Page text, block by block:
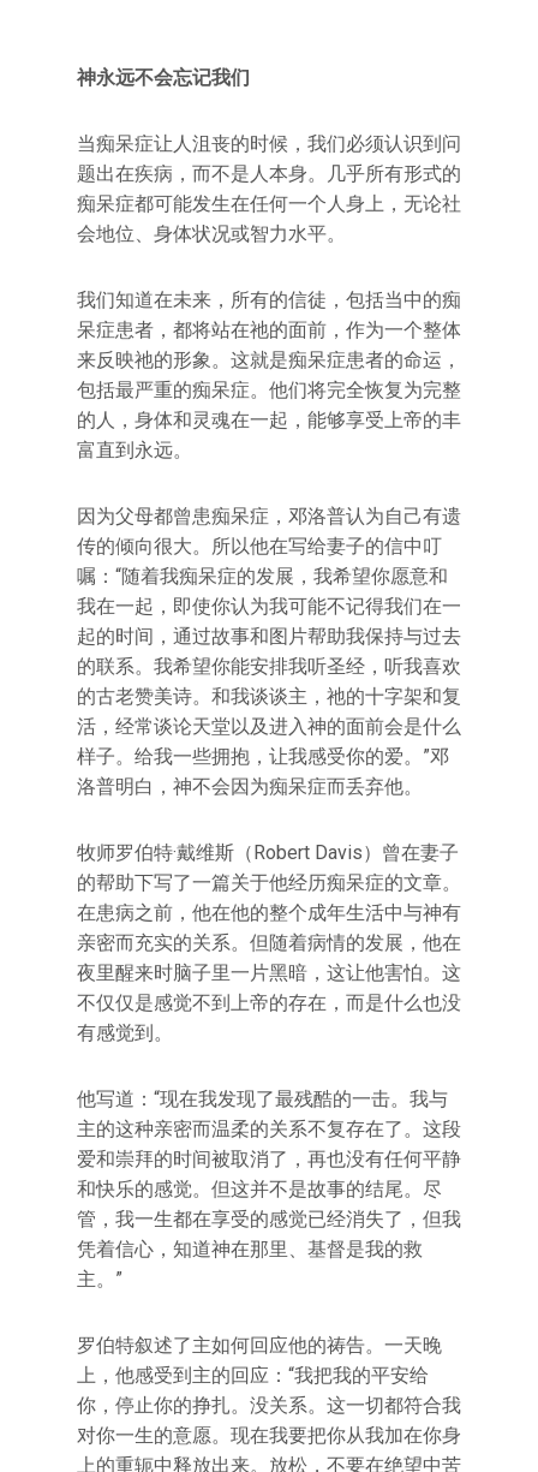
神永远不会忘记我们
当痴呆症让人沮丧的时候，我们必须认识到问
题出在疾病，而不是人本身。几乎所有形式的
痴呆症都可能发生在任何一个人身上，无论社
会地位、身体状况或智力水平。
我们知道在未来，所有的信徒，包括当中的痴
呆症患者，都将站在祂的面前，作为一个整体
来反映祂的形象。这就是痴呆症患者的命运，
包括最严重的痴呆症。他们将完全恢复为完整
的人，身体和灵魂在一起，能够享受上帝的丰
富直到永远。
因为父母都曾患痴呆症，邓洛普认为自己有遗
传的倾向很大。所以他在写给妻子的信中叮
嘱：“随着我痴呆症的发展，我希望你愿意和
我在一起，即使你认为我可能不记得我们在一
起的时间，通过故事和图片帮助我保持与过去
的联系。我希望你能安排我听圣经，听我喜欢
的古老赞美诗。和我谈谈主，祂的十字架和复
活，经常谈论天堂以及进入神的面前会是什么
样子。给我一些拥抱，让我感受你的爱。”邓
洛普明白，神不会因为痴呆症而丢弃他。
牧师罗伯特·戴维斯（Robert Davis）曾在妻子
的帮助下写了一篇关于他经历痴呆症的文章。
在患病之前，他在他的整个成年生活中与神有
亲密而充实的关系。但随着病情的发展，他在
夜里醒来时脑子里一片黑暗，这让他害怕。这
不仅仅是感觉不到上帝的存在，而是什么也没
有感觉到。
他写道：“现在我发现了最残酷的一击。我与
主的这种亲密而温柔的关系不复存在了。这段
爱和崇拜的时间被取消了，再也没有任何平静
和快乐的感觉。但这并不是故事的结尾。尽
管，我一生都在享受的感觉已经消失了，但我
凭着信心，知道神在那里、基督是我的救
主。”
罗伯特叙述了主如何回应他的祷告。一天晚
上，他感受到主的回应：“我把我的平安给
你，停止你的挣扎。没关系。这一切都符合我
对你一生的意愿。现在我要把你从我加在你身
上的重轭中释放出来。放松，不要在绝望中苦